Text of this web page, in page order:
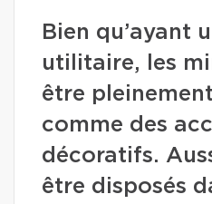
Bien qu’ayant
utilitaire, les
être
comme des
décoratifs.
être disposés